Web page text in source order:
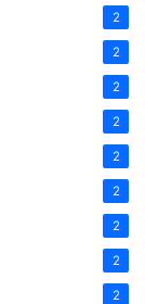
2
2
2
2
2
2
2
2
2